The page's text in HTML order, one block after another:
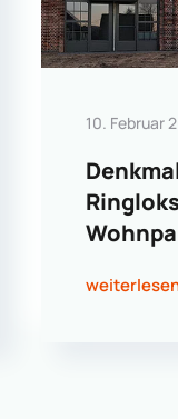
10. Februar